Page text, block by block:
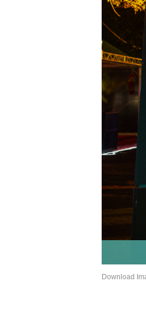
Download